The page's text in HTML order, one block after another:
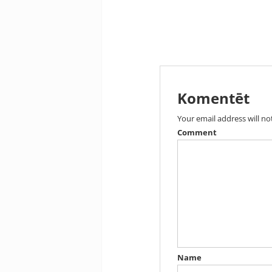
Komentēt
Your email address will
Comment
Name